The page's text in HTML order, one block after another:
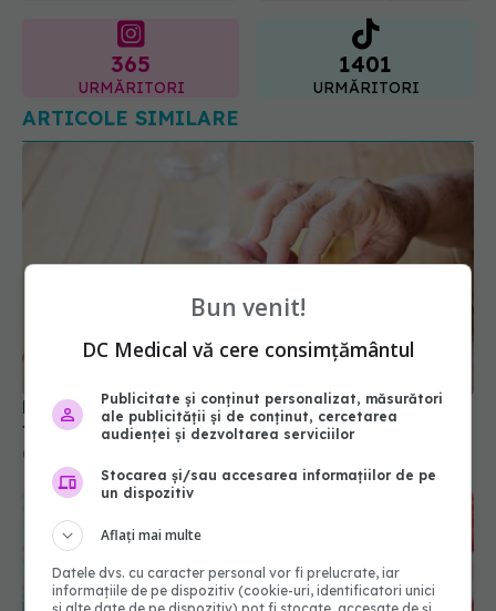
Multivitaminele luate zilnic, asociate cu o stare
05 aug 2026, 10:45
Bun venit!
DC Medical vă cere consimțământul
Publicitate și conținut personalizat, măsurători
ale publicității și de conținut, cercetarea
audienței și dezvoltarea serviciilor
Stocarea și/sau accesarea informațiilor de pe
un dispozitiv
Aflați mai multe
Datele dvs. cu caracter personal vor fi prelucrate, iar
informațiile de pe dispozitiv (cookie-uri, identificatori unici